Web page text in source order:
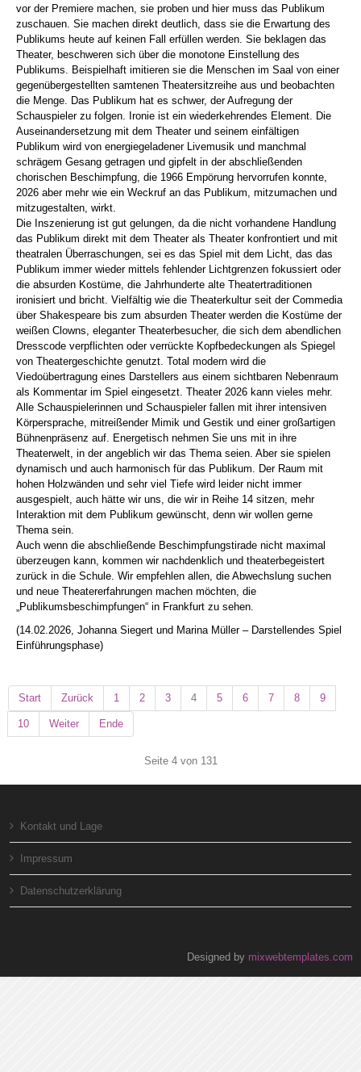
vor der Premiere machen, sie proben und hier muss das Publikum
zuschauen. Sie machen direkt deutlich, dass sie die Erwartung des
Publikums heute auf keinen Fall erfüllen werden. Sie beklagen das
Theater, beschweren sich über die monotone Einstellung des
Publikums. Beispielhaft imitieren sie die Menschen im Saal von einer
gegenübergestellten samtenen Theatersitzreihe aus und beobachten
die Menge. Das Publikum hat es schwer, der Aufregung der
Schauspieler zu folgen. Ironie ist ein wiederkehrendes Element. Die
Auseinandersetzung mit dem Theater und seinem einfältigen
Publikum wird von energiegeladener Livemusik und manchmal
schrägem Gesang getragen und gipfelt in der abschließenden
chorischen Beschimpfung, die 1966 Empörung hervorrufen konnte,
2026 aber mehr wie ein Weckruf an das Publikum, mitzumachen und
mitzugestalten, wirkt.
Die Inszenierung ist gut gelungen, da die nicht vorhandene Handlung
das Publikum direkt mit dem Theater als Theater konfrontiert und mit
theatralen Überraschungen, sei es das Spiel mit dem Licht, das das
Publikum immer wieder mittels fehlender Lichtgrenzen fokussiert oder
die absurden Kostüme, die Jahrhunderte alte Theatertraditionen
ironisiert und bricht. Vielfältig wie die Theaterkultur seit der Commedia
über Shakespeare bis zum absurden Theater werden die Kostüme der
weißen Clowns, eleganter Theaterbesucher, die sich dem abendlichen
Dresscode verpflichten oder verrückte Kopfbedeckungen als Spiegel
von Theatergeschichte genutzt. Total modern wird die
Viedoübertragung eines Darstellers aus einem sichtbaren Nebenraum
als Kommentar im Spiel eingesetzt. Theater 2026 kann vieles mehr.
Alle Schauspielerinnen und Schauspieler fallen mit ihrer intensiven
Körpersprache, mitreißender Mimik und Gestik und einer großartigen
Bühnenpräsenz auf. Energetisch nehmen Sie uns mit in ihre
Theaterwelt, in der angeblich wir das Thema seien. Aber sie spielen
dynamisch und auch harmonisch für das Publikum. Der Raum mit
hohen Holzwänden und sehr viel Tiefe wird leider nicht immer
ausgespielt, auch hätte wir uns, die wir in Reihe 14 sitzen, mehr
Interaktion mit dem Publikum gewünscht, denn wir wollen gerne
Thema sein.
Auch wenn die abschließende Beschimpfungstirade nicht maximal
überzeugen kann, kommen wir nachdenklich und theaterbegeistert
zurück in die Schule. Wir empfehlen allen, die Abwechslung suchen
und neue Theatererfahrungen machen möchten, die
„Publikumsbeschimpfungen“ in Frankfurt zu sehen.
(14.02.2026, Johanna Siegert und Marina Müller – Darstellendes Spiel
Einführungsphase)
Start Zurück 1 2 3 4 5 6 7 8 9
10 Weiter Ende
Seite 4 von 131
Kontakt und Lage
Impressum
Datenschutzerklärung
Designed by mixwebtemplates.com